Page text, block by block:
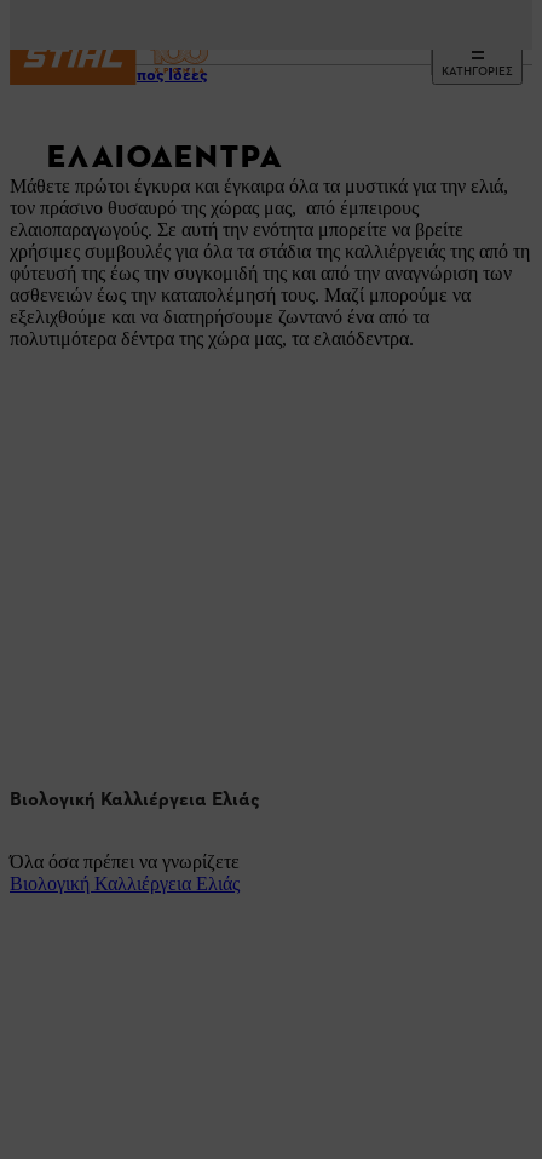
ΚΑΤΗΓΟΡΙΕΣ
Ένας Κήπος Ιδέες
ΕΛΑΙΌΔΕΝΤΡΑ
Μάθετε πρώτοι έγκυρα και έγκαιρα όλα τα μυστικά για την ελιά,
τον πράσινο θυσαυρό της χώρας μας, από έμπειρους
ελαιοπαραγωγούς. Σε αυτή την ενότητα μπορείτε να βρείτε
χρήσιμες συμβουλές για όλα τα στάδια της καλλιέργειάς της από τη
φύτευσή της έως την συγκομιδή της και από την αναγνώριση των
ασθενειών έως την καταπολέμησή τους. Μαζί μπορούμε να
εξελιχθούμε και να διατηρήσουμε ζωντανό ένα από τα
πολυτιμότερα δέντρα της χώρα μας, τα ελαιόδεντρα.
Βιολογική Καλλιέργεια Ελιάς
Όλα όσα πρέπει να γνωρίζετε
Βιολογική Καλλιέργεια Ελιάς